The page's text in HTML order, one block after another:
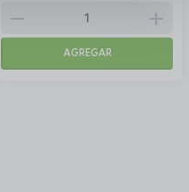
remove add
AGREGAR